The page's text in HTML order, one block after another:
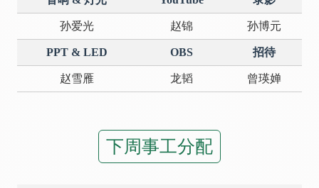
孙爱光 赵锦 孙博元
PPT & LED OBS 招待
赵雪雁 龙韬 曾瑛婵
下周事工分配